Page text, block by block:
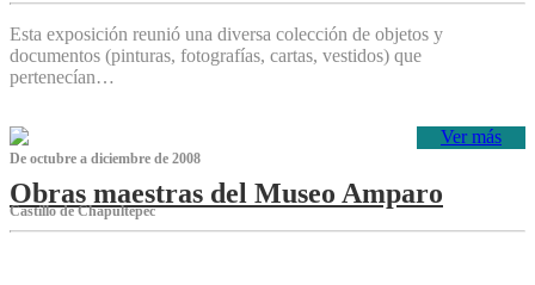
Esta exposición reunió una diversa colección de objetos y
documentos (pinturas, fotografías, cartas, vestidos) que
pertenecían…
Ver más
De octubre a diciembre de 2008
Obras maestras del Museo Amparo
Castillo de Chapultepec